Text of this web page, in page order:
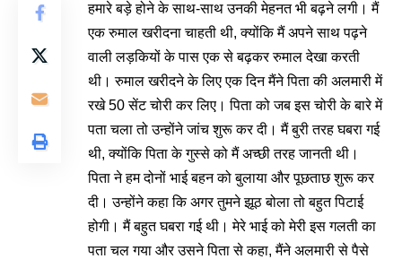
हमारे बड़े होने के साथ-साथ उनकी मेहनत भी बढ़ने लगी। मैं
एक रुमाल खरीदना चाहती थी, क्योंकि मैं अपने साथ पढ़ने
वाली लड़कियों के पास एक से बढ़कर रुमाल देखा करती
थी। रुमाल खरीदने के लिए एक दिन मैंने पिता की अलमारी में
रखे 50 सेंट चोरी कर लिए। पिता को जब इस चोरी के बारे में
पता चला तो उन्होंने जांच शुरू कर दी। मैं बुरी तरह घबरा गई
थी, क्योंकि पिता के गुस्से को मैं अच्छी तरह जानती थी।
पिता ने हम दोनों भाई बहन को बुलाया और पूछताछ शुरू कर
दी। उन्होंने कहा कि अगर तुमने झूठ बोला तो बहुत पिटाई
होगी। मैं बहुत घबरा गई थी। मेरे भाई को मेरी इस गलती का
पता चल गया और उसने पिता से कहा, मैंने अलमारी से पैसे